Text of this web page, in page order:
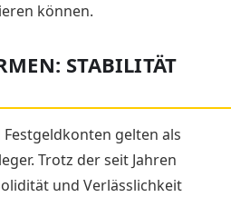
können.
STABILITÄT
gelten als
Trotz der seit Jahren
und Verlässlichkeit